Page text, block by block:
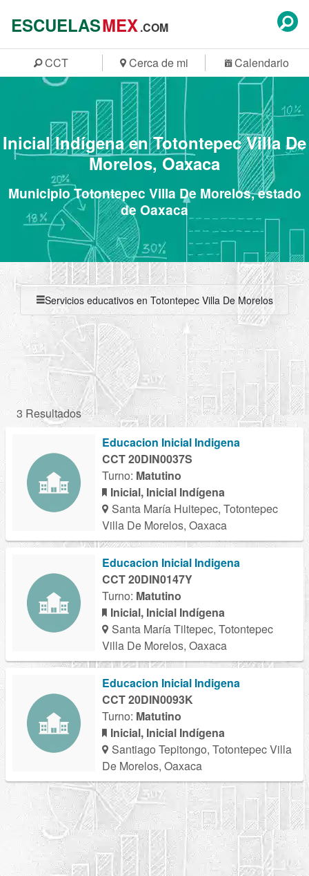
ESCUELASMEX.COM
CCT Cerca de mi Calendario
Inicial Indígena en Totontepec Villa De
Morelos, Oaxaca
Municipio Totontepec Villa De Morelos, estado
de Oaxaca
Servicios educativos en Totontepec Villa De Morelos
3 Resultados
Educacion Inicial Indigena
CCT 20DIN0037S
Turno: Matutino
Inicial, Inicial Indígena
Santa María Huitepec, Totontepec
Villa De Morelos, Oaxaca
Educacion Inicial Indigena
CCT 20DIN0147Y
Turno: Matutino
Inicial, Inicial Indígena
Santa María Tiltepec, Totontepec
Villa De Morelos, Oaxaca
Educacion Inicial Indigena
CCT 20DIN0093K
Turno: Matutino
Inicial, Inicial Indígena
Santiago Tepitongo, Totontepec Villa
De Morelos, Oaxaca